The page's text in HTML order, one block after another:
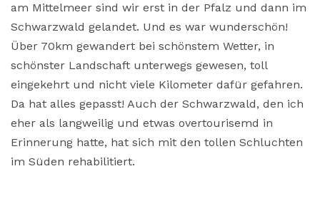
am Mittelmeer sind wir erst in der Pfalz und dann im
Schwarzwald gelandet. Und es war wunderschön!
Über 70km gewandert bei schönstem Wetter, in
schönster Landschaft unterwegs gewesen, toll
eingekehrt und nicht viele Kilometer dafür gefahren.
Da hat alles gepasst! Auch der Schwarzwald, den ich
eher als langweilig und etwas overtourisemd in
Erinnerung hatte, hat sich mit den tollen Schluchten
im Süden rehabilitiert.